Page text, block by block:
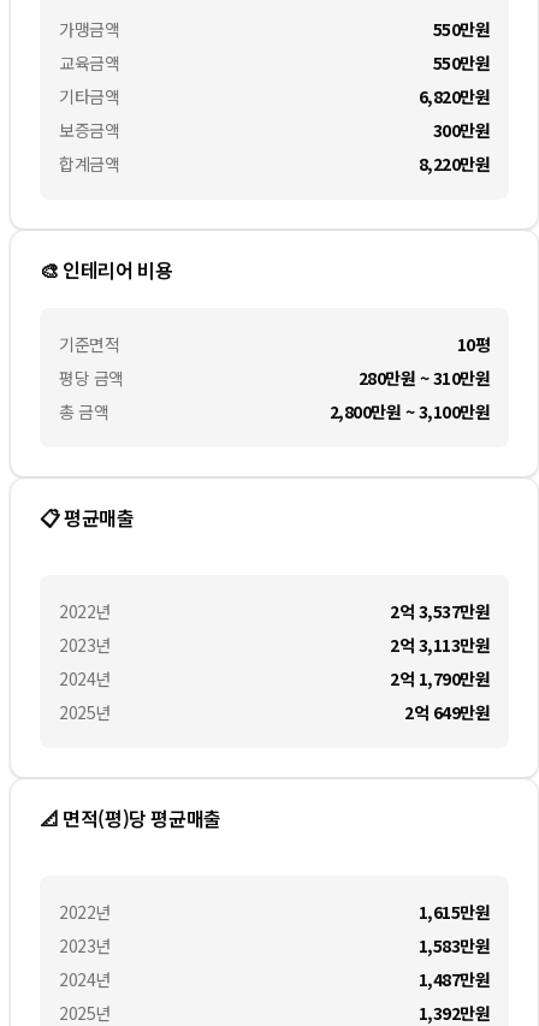
가맹금액
교육금액
기타금액
보증금액
합계금액
550만원
550만원
6,820만원
300만원
8,220만원
🎨 인테리어 비용
기준면적
평당 금액
총 금액
10평
280만원 ~ 310만원
2,800만원 ~ 3,100만원
📋 평균매출
2022년
2023년
2024년
2025년
2억 3,537만원
2억 3,113만원
2억 1,790만원
2억 649만원
📐 면적(평)당 평균매출
2022년
2023년
2024년
2025년
1,615만원
1,583만원
1,487만원
1,392만원